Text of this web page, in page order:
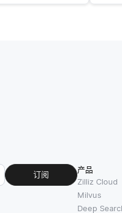
订阅
产品
Zilliz Cloud
Milvus
Deep